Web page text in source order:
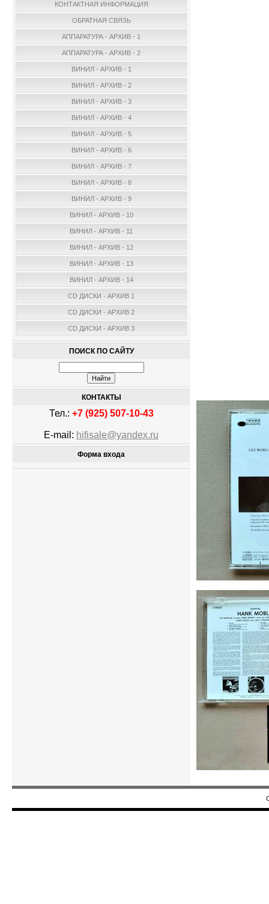
КОНТАКТНАЯ ИНФОРМАЦИЯ
ОБРАТНАЯ СВЯЗЬ
АППАРАТУРА - АРХИВ - 1
АППАРАТУРА - АРХИВ - 2
ВИНИЛ - АРХИВ - 1
ВИНИЛ - АРХИВ - 2
ВИНИЛ - АРХИВ - 3
ВИНИЛ - АРХИВ - 4
ВИНИЛ - АРХИВ - 5
ВИНИЛ - АРХИВ - 6
ВИНИЛ - АРХИВ - 7
ВИНИЛ - АРХИВ - 8
ВИНИЛ - АРХИВ - 9
ВИНИЛ - АРХИВ - 10
ВИНИЛ - АРХИВ - 11
ВИНИЛ - АРХИВ - 12
ВИНИЛ - АРХИВ - 13
ВИНИЛ - АРХИВ - 14
CD ДИСКИ - АРХИВ 1
CD ДИСКИ - АРХИВ 2
CD ДИСКИ - АРХИВ 3
ПОИСК ПО САЙТУ
КОНТАКТЫ
Тел.: +7 (925) 507-10-43
E-mail: hifisale@yandex.ru
Форма входа